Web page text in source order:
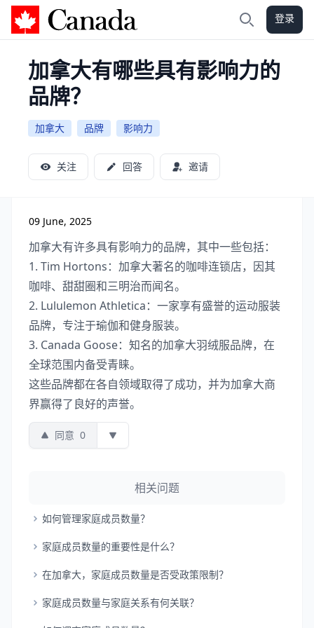
加拿大攻略 登录
加拿大有哪些具有影响力的
品牌？
加拿大 品牌 影响力
关注 回答 邀请
09 June, 2025
加拿大有许多具有影响力的品牌，其中一些包括：
1. Tim Hortons：加拿大著名的咖啡连锁店，因其
咖啡、甜甜圈和三明治而闻名。
2. Lululemon Athletica：一家享有盛誉的运动服装
品牌，专注于瑜伽和健身服装。
3. Canada Goose：知名的加拿大羽绒服品牌，在
全球范围内备受青睐。
这些品牌都在各自领域取得了成功，并为加拿大商
界赢得了良好的声誉。
同意 0
相关问题
如何管理家庭成员数量？
家庭成员数量的重要性是什么？
在加拿大，家庭成员数量是否受政策限制？
家庭成员数量与家庭关系有何关联？